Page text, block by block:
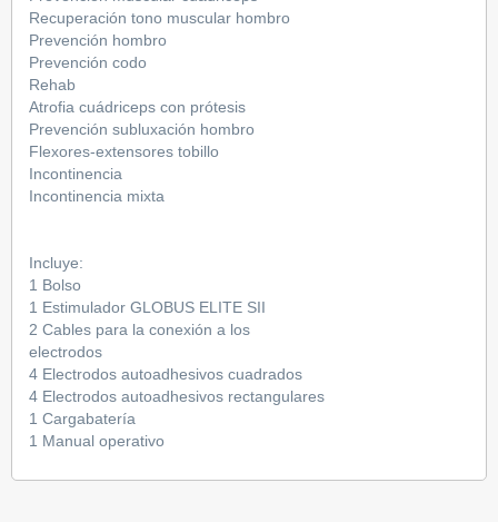
Recuperación tono muscular hombro
Prevención hombro
Prevención codo
Rehab
Atrofia cuádriceps con prótesis
Prevención subluxación hombro
Flexores-extensores tobillo
Incontinencia
Incontinencia mixta
Incluye:
1 Bolso
1 Estimulador GLOBUS ELITE SII
2 Cables para la conexión a los
electrodos
4 Electrodos autoadhesivos cuadrados
4 Electrodos autoadhesivos rectangulares
1 Cargabatería
1 Manual operativo